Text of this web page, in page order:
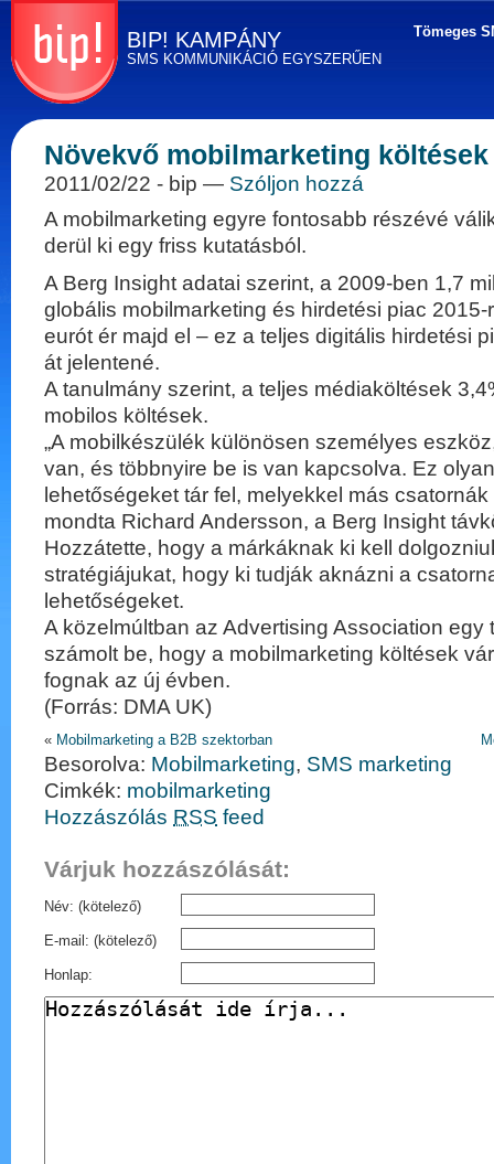
küldés
egyszerűen! BIP
Kampány - SMS
marketing, direkt
marketing és
BIP! KAMPÁNY
SMS KOMMUNIKÁCIÓ EGYSZERŰEN
Tömeges
Növekvő mobilmarketing költések
2011/02/22 - bip — Szóljon hozzá
A mobilmarketing egyre fontosabb részévé
derül ki egy friss kutatásból.
A Berg Insight adatai szerint, a 2009-ben 1,7
globális mobilmarketing és hirdetési piac 2015-
eurót ér majd el – ez a teljes digitális hirdetési
át jelentené.
A tanulmány szerint, a teljes médiaköltések
mobilos költések.
„A mobilkészülék különösen személyes
van, és többnyire be is van kapcsolva. Ez
lehetőségeket tár fel, melyekkel más
mondta Richard Andersson, a Berg Insight
Hozzátette, hogy a márkáknak ki kell
stratégiájukat, hogy ki tudják aknázni a
lehetőségeket.
A közelmúltban az Advertising Association egy
számolt be, hogy a mobilmarketing költések
fognak az új évben.
(Forrás: DMA UK)
« Mobilmarketing a B2B szektorban
Besorolva: Mobilmarketing, SMS marketing
Cimkék: mobilmarketing
Hozzászólás RSS feed
Várjuk hozzászólását:
Név: (kötelező)
E-mail: (kötelező)
Honlap: